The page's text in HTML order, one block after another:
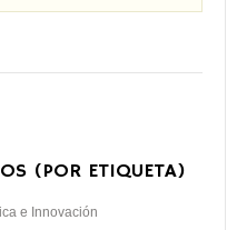
(POR ETIQUETA)
e Innovación